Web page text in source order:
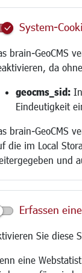
System-
brain-GeoCMS
da
geocms_sid:
Eindeutigkeit
brain-GeoCMS
die im Local
und
Erfassen
Sie diese
eine
Wirtschaft/
Gewerbeflächen
Handel und
Fairer Handel
Netzwerke
Glasfaserausbau
Newsletter